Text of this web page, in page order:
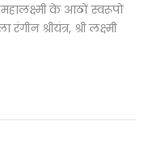
महालक्ष्मी के आठों स्वरूपों
श्रीयंत्र, श्री लक्ष्मी